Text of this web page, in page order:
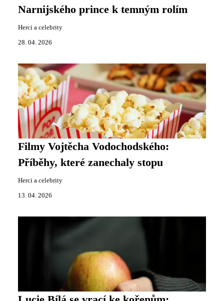
Narnijského prince k temným rolím
Herci a celebrity
28. 04. 2026
Filmy Vojtěcha Vodochodského:
Příběhy, které zanechaly stopu
Herci a celebrity
13. 04. 2026